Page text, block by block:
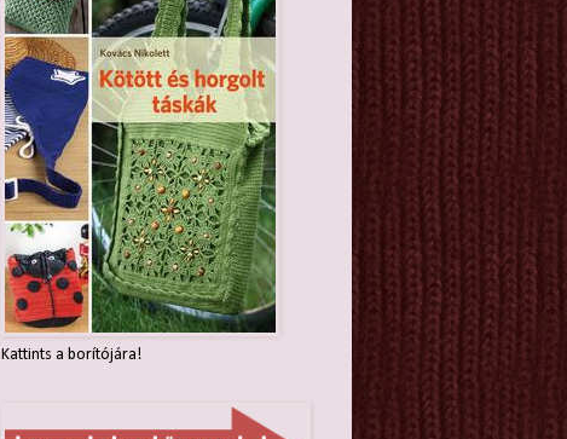
Kattints a borítójára!